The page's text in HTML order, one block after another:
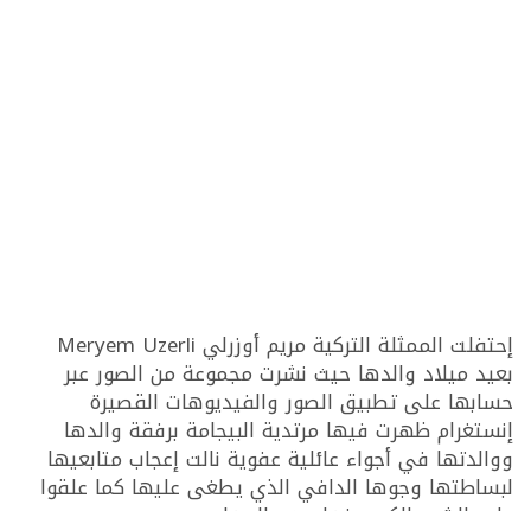
إحتفلت الممثلة التركية مريم أوزرلي Meryem Uzerli
بعيد ميلاد والدها حيث نشرت مجموعة من الصور عبر
حسابها على تطبيق الصور والفيديوهات القصيرة
إنستغرام ظهرت فيها مرتدية البيجامة برفقة والدها
ووالدتها في أجواء عائلية عفوية نالت إعجاب متابعيها
لبساطتها وجوها الدافي الذي يطغى عليها كما علقوا